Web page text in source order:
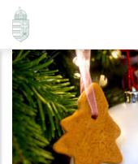
Ugrás
tartalomra